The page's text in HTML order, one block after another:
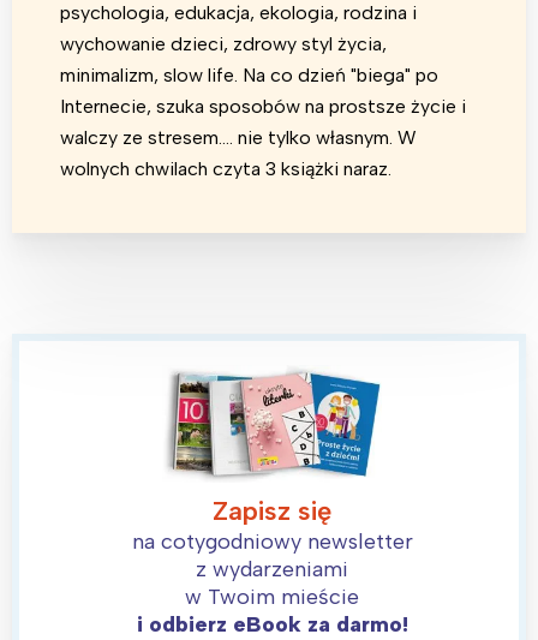
psychologia, edukacja, ekologia, rodzina i
wychowanie dzieci, zdrowy styl życia,
minimalizm, slow life. Na co dzień "biega" po
Internecie, szuka sposobów na prostsze życie i
walczy ze stresem.... nie tylko własnym. W
wolnych chwilach czyta 3 książki naraz.
Zapisz się
na cotygodniowy newsletter
z wydarzeniami
w Twoim mieście
i odbierz eBook za darmo!